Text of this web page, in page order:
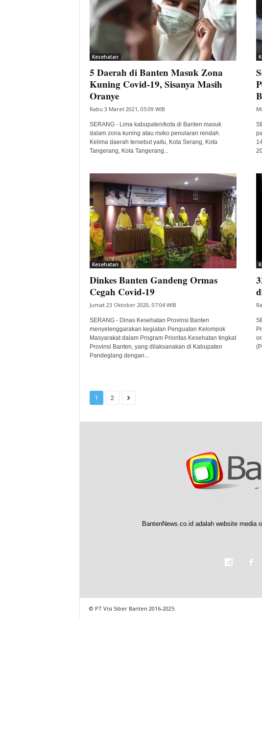
Kesehatan
5 Daerah di Banten Masuk Zona
Kuning Covid-19, Sisanya Masih
Oranye
Rabu 3 Maret 2021, 05:09 WIB
SERANG - Lima kabupaten/kota di Banten masuk
dalam zona kuning atau risiko penularan rendah.
Kelima daerah tersebut yaitu, Kota Serang, Kota
Tangerang, Kota Tangerang...
Kesehatan
Dinkes Banten Gandeng Ormas
Cegah Covid-19
Jumat 23 Oktober 2020, 07:04 WIB
SERANG - Dinas Kesehatan Provinsi Banten
menyelenggarakan kegiatan Penguatan Kelompok
Masyarakat dalam Program Prioritas Kesehatan tingkat
Provinsi Banten, yang dilaksanakan di Kabupaten
Pandeglang dengan...
1 2
BantenNews.co.id adalah website media
© PT Visi Siber Banten 2016-2025